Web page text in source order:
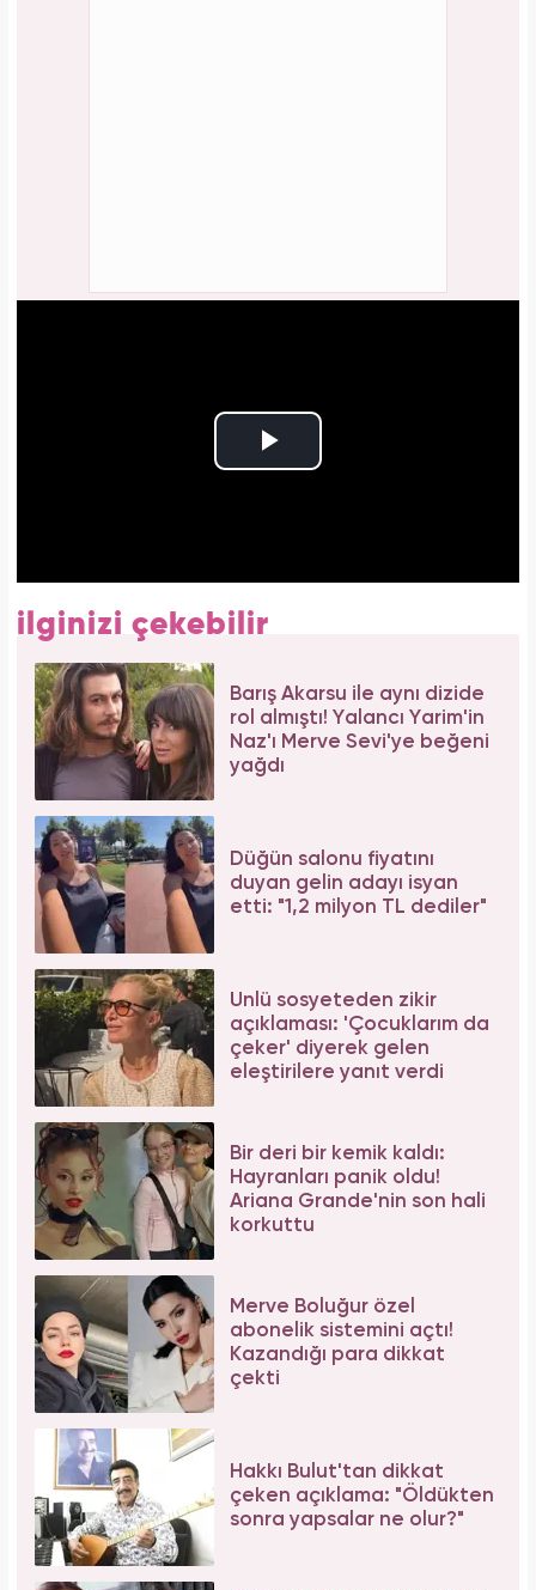
ilginizi çekebilir
Barış Akarsu ile aynı dizide
rol almıştı! Yalancı Yarim'in
Naz'ı Merve Sevi'ye beğeni
yağdı
Düğün salonu fiyatını
duyan gelin adayı isyan
etti: "1,2 milyon TL dediler"
Ünlü sosyeteden zikir
açıklaması: 'Çocuklarım da
çeker' diyerek gelen
eleştirilere yanıt verdi
Bir deri bir kemik kaldı:
Hayranları panik oldu!
Ariana Grande'nin son hali
korkuttu
Merve Boluğur özel
abonelik sistemini açtı!
Kazandığı para dikkat
çekti
Hakkı Bulut'tan dikkat
çeken açıklama: "Öldükten
sonra yapsalar ne olur?"